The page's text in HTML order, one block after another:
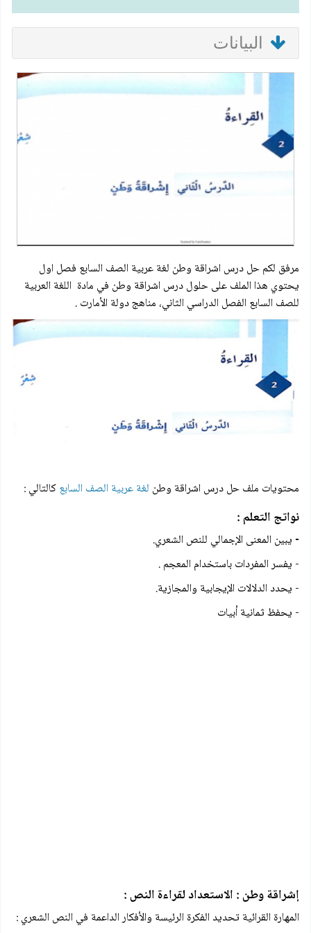
البيانات
مرفق لكم حل درس اشراقة وطن لغة عربية الصف السابع فصل اول
يحتوي هذا الملف على حلول درس اشراقة وطن في مادة اللغة العربية
للصف السابع الفصل الدراسي الثاني، مناهج دولة الأمارت .
محتويات ملف حل درس اشراقة وطن لغة عربية الصف السابعكالتالي :
نواتج التعلم :
- يبين المعنى الإجمالي للنص الشعري.
- يفسر المفردات باستخدام المعجم .
- يحدد الدلالات الإيجابية والمجازية.
- يحفظ ثمانية أبيات
إشراقة وطن : الاستعداد لقراءة النص :
المهارة القرائية تحديد الفكرة الرئيسة والأفكار الداعمة في النص الشعري :